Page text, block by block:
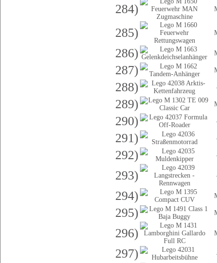
284)
285)
286)
287)
288)
289)
290)
291)
292)
293)
294)
295)
296)
297)